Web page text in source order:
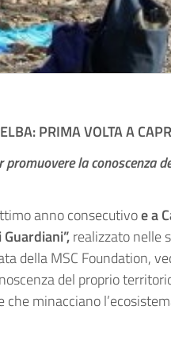
PRIMA VOLTA A
la conoscenza
anno consecutivoe a
realizzato nelle
della MSC Foundation,
del proprio
minacciano